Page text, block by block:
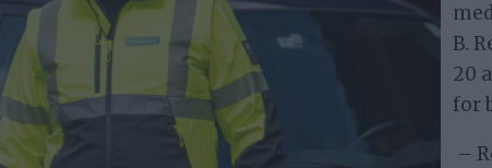
B.
20
for
–